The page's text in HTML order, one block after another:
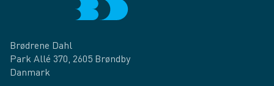
Brødrene Dahl
Park Allé 370, 2605 Brøndby
Danmark